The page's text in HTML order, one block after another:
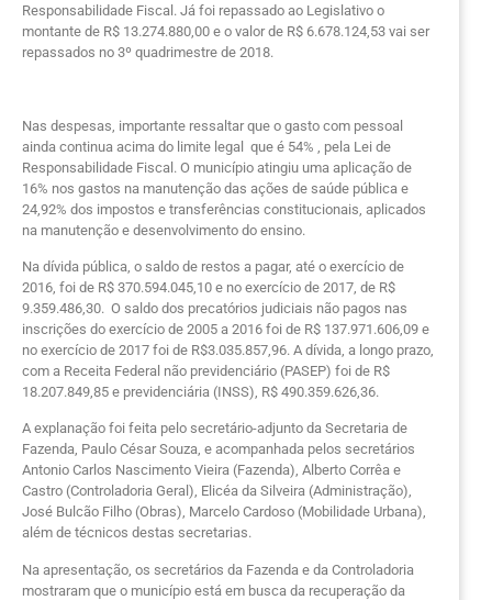
Responsabilidade Fiscal. Já foi repassado ao Legislativo o
montante de R$ 13.274.880,00 e o valor de R$ 6.678.124,53 vai ser
repassados no 3º quadrimestre de 2018.
Nas despesas, importante ressaltar que o gasto com pessoal
ainda continua acima do limite legal que é 54% , pela Lei de
Responsabilidade Fiscal. O município atingiu uma aplicação de
16% nos gastos na manutenção das ações de saúde pública e
24,92% dos impostos e transferências constitucionais, aplicados
na manutenção e desenvolvimento do ensino.
Na dívida pública, o saldo de restos a pagar, até o exercício de
2016, foi de R$ 370.594.045,10 e no exercício de 2017, de R$
9.359.486,30. O saldo dos precatórios judiciais não pagos nas
inscrições do exercício de 2005 a 2016 foi de R$ 137.971.606,09 e
no exercício de 2017 foi de R$3.035.857,96. A dívida, a longo prazo,
com a Receita Federal não previdenciário (PASEP) foi de R$
18.207.849,85 e previdenciária (INSS), R$ 490.359.626,36.
A explanação foi feita pelo secretário-adjunto da Secretaria de
Fazenda, Paulo César Souza, e acompanhada pelos secretários
Antonio Carlos Nascimento Vieira (Fazenda), Alberto Corrêa e
Castro (Controladoria Geral), Elicéa da Silveira (Administração),
José Bulcão Filho (Obras), Marcelo Cardoso (Mobilidade Urbana),
além de técnicos destas secretarias.
Na apresentação, os secretários da Fazenda e da Controladoria
mostraram que o município está em busca da recuperação da